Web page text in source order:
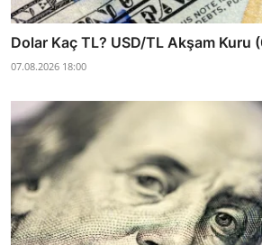
Dolar Kaç TL? USD/TL Akşam
07.08.2026 18:00